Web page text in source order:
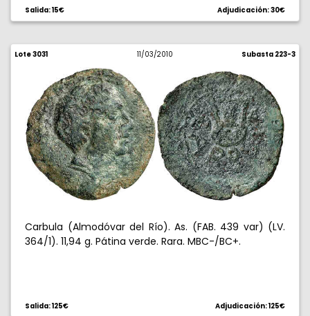
Salida: 15€ Adjudicación: 30€
Lote 3031 11/03/2010 Subasta 223-3
Carbula (Almodóvar del Río). As. (FAB. 439 var) (LV.
364/1). 11,94 g. Pátina verde. Rara. MBC-/BC+.
Salida: 125€ Adjudicación: 125€